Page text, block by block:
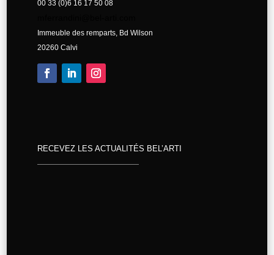
00 33 (0)6 16 17 50 08
Immeuble des remparts, Bd Wilson
20260 Calvi
RECEVEZ LES ACTUALITÉS BEL’ARTI